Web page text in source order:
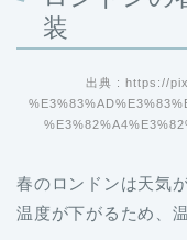
装
出典 : https://
春のロンドンは天気
温度が下がるため、